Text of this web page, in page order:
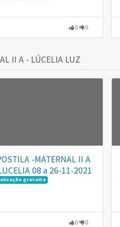
0 0
II A - LÚCELIA LUZ
-MATERNAL II A
08 a 26-11-2021
gratuita
0 0